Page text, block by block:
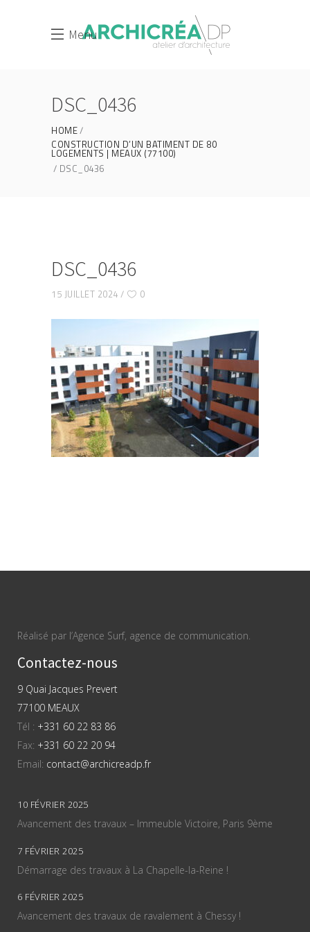
Menu
DSC_0436
HOME
CONSTRUCTION D’UN BATIMENT DE 80
LOGEMENTS | MEAUX (77100)
DSC_0436
DSC_0436
15 JUILLET 2024 0
Réalisé par l’Agence Surf, agence de communication.
Contactez-nous
9 Quai Jacques Prevert
77100 MEAUX
Tél : +331 60 22 83 86
Fax: +331 60 22 20 94
Email: contact@archicreadp.fr
10 FÉVRIER 2025
Avancement des travaux – Immeuble Victoire, Paris 9ème
7 FÉVRIER 2025
Démarrage des travaux à La Chapelle-la-Reine !
6 FÉVRIER 2025
Avancement des travaux de ravalement à Chessy !